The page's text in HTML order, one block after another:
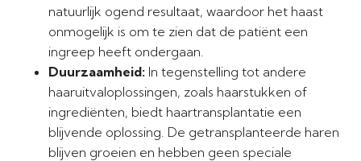
natuurlijk ogend resultaat, waardoor het haast
onmogelijk is om te zien dat de patiënt een
ingreep heeft ondergaan.
Duurzaamheid: In tegenstelling tot andere
haaruitvaloplossingen, zoals haarstukken of
ingrediënten, biedt haartransplantatie een
blijvende oplossing. De getransplanteerde haren
blijven groeien en hebben geen speciale